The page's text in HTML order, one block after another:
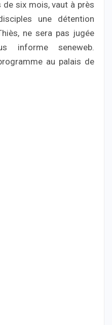
six mois, vaut à près
une détention
ne sera pas jugée
informe seneweb.
au palais de